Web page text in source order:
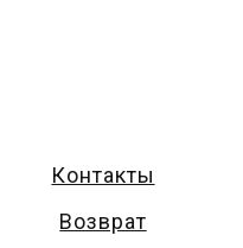
Контакты
Возврат